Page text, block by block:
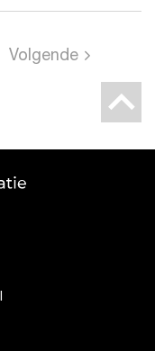
Volgende